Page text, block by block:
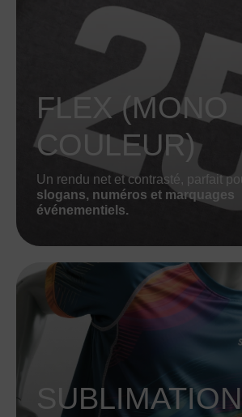
FLEX (MONO
COULEUR)
Un rendu net et contrasté, parfait
slogans, numéros et marquages
événementiels.
SUBLIMATION